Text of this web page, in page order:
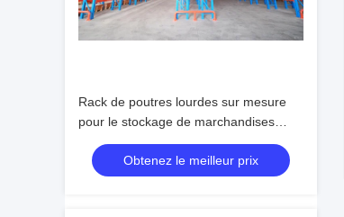
Rack de poutres lourdes sur mesure
pour le stockage de marchandises
dans les entrepôts
Obtenez le meilleur prix